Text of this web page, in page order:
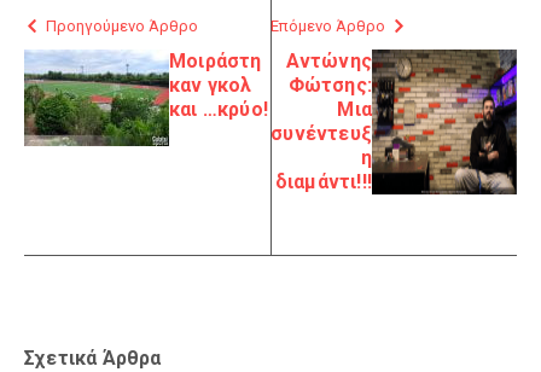
Προηγούμενο Άρθρο
Μοιράστη
καν γκολ
και …κρύο!
Επόμενο Άρθρο
Αντώνης
Φώτσης:
Μια
συνέντευξ
η
διαμάντι!!!
Σχετικά Άρθρα